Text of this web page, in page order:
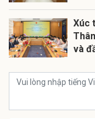
Xúc
và